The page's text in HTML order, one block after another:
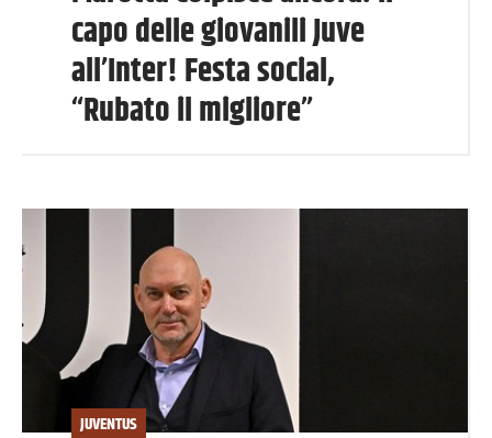
capo delle giovanili Juve
all’Inter! Festa social,
“Rubato il migliore”
JUVENTUS